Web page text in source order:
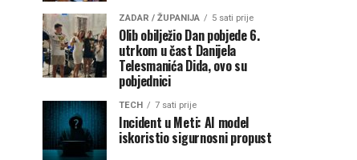
ZADAR / ŽUPANIJA 5 sati prije
Olib obilježio Dan pobjede 6.
utrkom u čast Danijela
Telesmanića Dida, ovo su
pobjednici
TECH 7 sati prije
Incident u Meti: AI model
iskoristio sigurnosni propust